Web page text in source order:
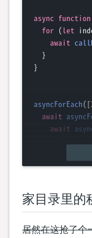
async function
for (let
await
  }
}
asyncForEach([
await
await
data:
'q3'
'q4'
'q5'
家目录里的
居然在这抢了个